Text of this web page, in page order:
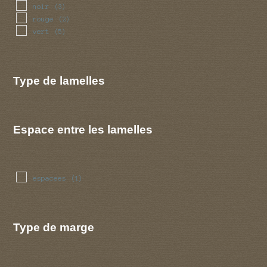
noir (3)
rouge (2)
vert (5)
Type de lamelles
Espace entre les lamelles
espacees (1)
Type de marge